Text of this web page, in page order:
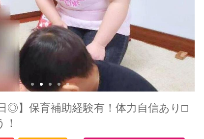
◎】保育補助経験有！体力自信あり□︎